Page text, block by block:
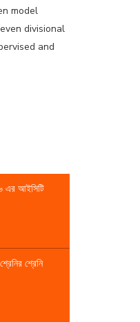
model
divisional
and
এর আইসিটি
শ্রেনি